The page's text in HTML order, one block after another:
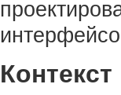
Контекст